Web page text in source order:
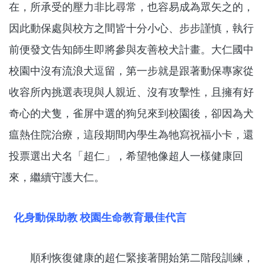
在，所承受的壓力非比尋常，也容易成為眾矢之的，
因此動保處與校方之間皆十分小心、步步謹慎，執行
前便發文告知師生即將參與友善校犬計畫。大仁國中
校園中沒有流浪犬逗留，第一步就是跟著動保專家從
收容所內挑選表現與人親近、沒有攻擊性，且擁有好
奇心的犬隻，雀屏中選的狗兒來到校園後，卻因為犬
瘟熱住院治療，這段期間內學生為牠寫祝福小卡，還
投票選出犬名「超仁」，希望牠像超人一樣健康回
來，繼續守護大仁。
化身動保助教 校園生命教育最佳代言
順利恢復健康的超仁緊接著開始第二階段訓練，